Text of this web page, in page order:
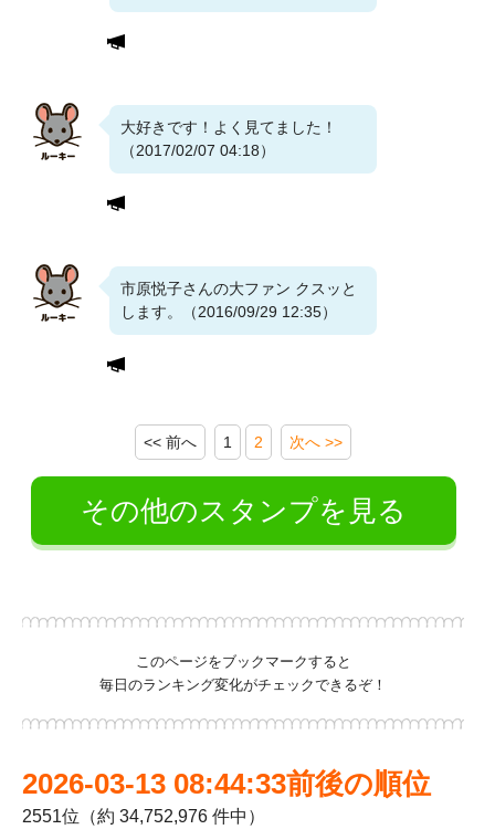
大好きです！よく見てました！
（2017/02/07 04:18）
市原悦子さんの大ファン クスッと
します。（2016/09/29 12:35）
<< 前へ 1 2 次へ >>
その他のスタンプを見る
このページをブックマークすると
毎日のランキング変化がチェックできるぞ！
2026-03-13 08:44:33前後の順位
2551位（約 34,752,976 件中）